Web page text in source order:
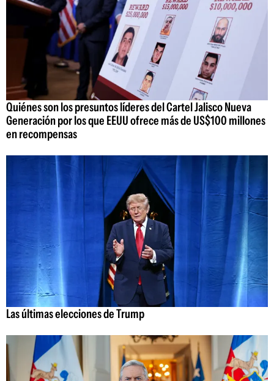
Quiénes son los presuntos líderes del Cartel Jalisco Nueva
Generación por los que EEUU ofrece más de US$100 millones
en recompensas
Las últimas elecciones de Trump